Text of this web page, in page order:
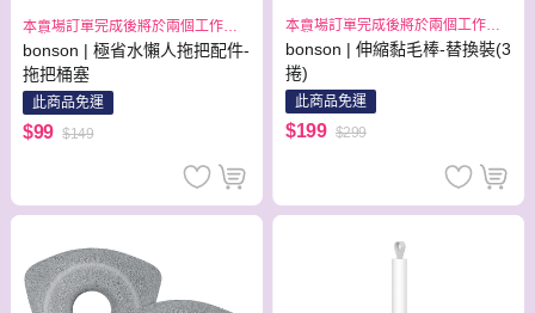
本賣場訂單完成後將於兩個工作日
bonson | 極省水懶人拖把配件-
拖把桶塞
此商品免運
$99 $149
本賣場訂單完成後將於兩個工作日
bonson | 伸縮黏毛棒-替換裝(3
捲)
此商品免運
$199 $299